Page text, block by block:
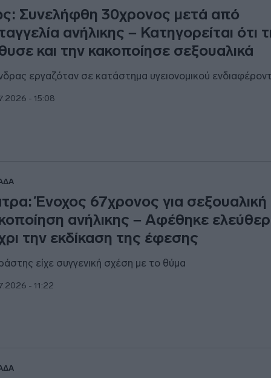
Συνελήφθη 30χρονος μετά από
ανήλικης – Κατηγορείται ότι
και την κακοποίησε σεξουαλικά
εργαζόταν σε κατάστημα υγειονομικού
- 15:08
Ένοχος 67χρονος για σεξουαλική
ανήλικης – Αφέθηκε
την εκδίκαση της έφεσης
είχε συγγενική σχέση με το θύμα
- 11:22